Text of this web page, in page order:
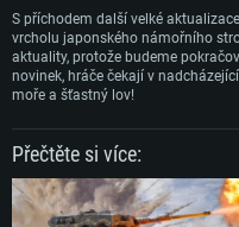
S příchodem další velké
vrcholu japonského námořního
aktuality, protože budeme
novinek, hráče čekají v
moře a šťastný lov!
Přečtěte si více: